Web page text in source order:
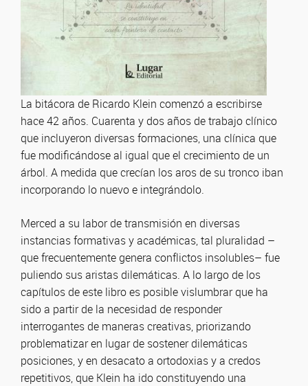
La bitácora de Ricardo Klein comenzó a escribirse
hace 42 años. Cuarenta y dos años de trabajo clínico
que incluyeron diversas formaciones, una clínica que
fue modificándose al igual que el crecimiento de un
árbol. A medida que crecían los aros de su tronco iban
incorporando lo nuevo e integrándolo.
Merced a su labor de transmisión en diversas
instancias formativas y académicas, tal pluralidad –
que frecuentemente genera conflictos insolubles– fue
puliendo sus aristas dilemáticas. A lo largo de los
capítulos de este libro es posible vislumbrar que ha
sido a partir de la necesidad de responder
interrogantes de maneras creativas, priorizando
problematizar en lugar de sostener dilemáticas
posiciones, y en desacato a ortodoxias y a credos
repetitivos, que Klein ha ido constituyendo una